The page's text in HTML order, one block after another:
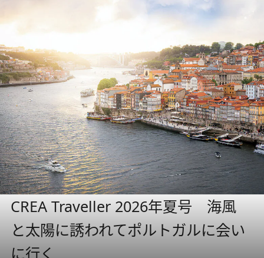
CREA Traveller 2026年夏号 海風
と太陽に誘われてポルトガルに会い
に行く